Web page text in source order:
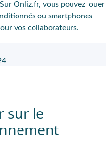
Onliz.fr, vous pouvez louer
ou smartphones
vos collaborateurs.
sur le